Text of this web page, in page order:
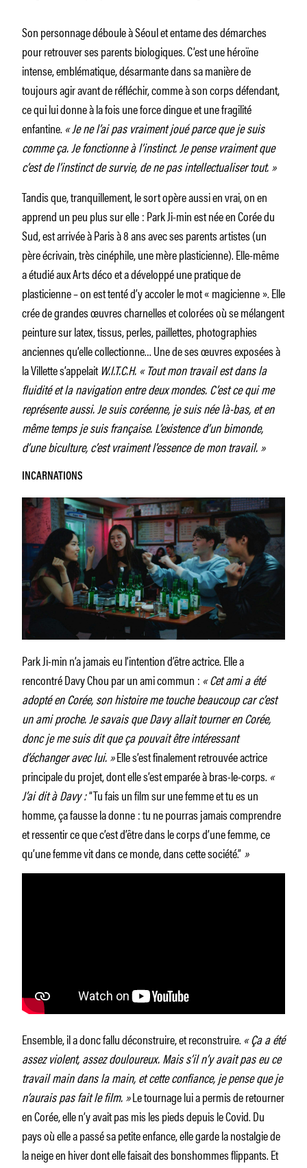
Son personnage déboule à Séoul et entame des démarches
pour retrouver ses parents biologiques. C’est une héroïne
intense, emblématique, désarmante dans sa manière de
toujours agir avant de réfléchir, comme à son corps défendant,
ce qui lui donne à la fois une force dingue et une fragilité
enfantine. « Je ne l’ai pas vraiment joué parce que je suis
comme ça. Je fonctionne à l’instinct. Je pense vraiment que
c’est de l’instinct de survie, de ne pas intellectualiser tout. »
Tandis que, tranquillement, le sort opère aussi en vrai, on en
apprend un peu plus sur elle : Park Ji-min est née en Corée du
Sud, est arrivée à Paris à 8 ans avec ses parents artistes (un
père écrivain, très cinéphile, une mère plasticienne). Elle-même
a étudié aux Arts déco et a développé une pratique de
plasticienne – on est tenté d’y accoler le mot « magicienne ». Elle
crée de grandes œuvres charnelles et colorées où se mélangent
peinture sur latex, tissus, perles, paillettes, photographies
anciennes qu’elle collectionne… Une de ses œuvres exposées à
la Villette s’appelaitW.I.T.C.H. « Tout mon travail est dans la
fluidité et la navigation entre deux mondes. C’est ce qui me
représente aussi. Je suis coréenne, je suis née là-bas, et en
même temps je suis française. L’existence d’un bimonde,
d’une biculture, c’est vraiment l’essence de mon travail. »
INCARNATIONS
Park Ji-min n’a jamais eu l’intention d’être actrice. Elle a
rencontré Davy Chou par un ami commun : « Cet ami a été
adopté en Corée, son histoire me touche beaucoup car c’est
un ami proche. Je savais que Davy allait tourner en Corée,
donc je me suis dit que ça pouvait être intéressant
d’échanger avec lui. »Elle s’est finalement retrouvée actrice
principale du projet, dont elle s’est emparée à bras-le-corps. «
J’ai dit à Davy :“Tu fais un film sur une femme et tu es un
homme, ça fausse la donne : tu ne pourras jamais comprendre
et ressentir ce que c’est d’être dans le corps d’une femme, ce
qu’une femme vit dans ce monde, dans cette société.”»
Ensemble, il a donc fallu déconstruire, et reconstruire. « Ça a été
assez violent, assez douloureux. Mais s’il n’y avait pas eu ce
travail main dans la main, et cette confiance, je pense que je
n’aurais pas fait le film. »Le tournage lui a permis de retourner
en Corée, elle n’y avait pas mis les pieds depuis le Covid. Du
pays où elle a passé sa petite enfance, elle garde la nostalgie de
la neige en hiver dont elle faisait des bonshommes flippants. Et